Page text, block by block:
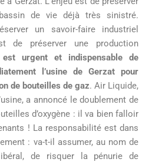
de vie déjà très sinistré.
un savoir-faire industriel
de préserver une production
urgent et indispensable de
l’usine de Gerzat pour
de bouteilles de gaz. Air Liquide,
a annoncé le doublement de
d’oxygène : il va bien falloir
! La responsabilité est dans
: va-t-il assumer, au nom de
de risquer la pénurie de